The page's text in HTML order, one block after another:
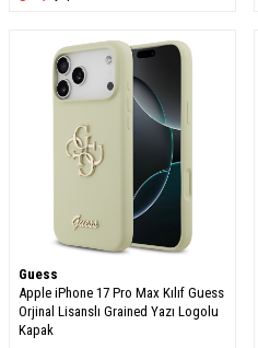
Guess
Apple iPhone 17 Pro Max Kılıf Guess
Orjinal Lisanslı Grained Yazı Logolu
Kapak